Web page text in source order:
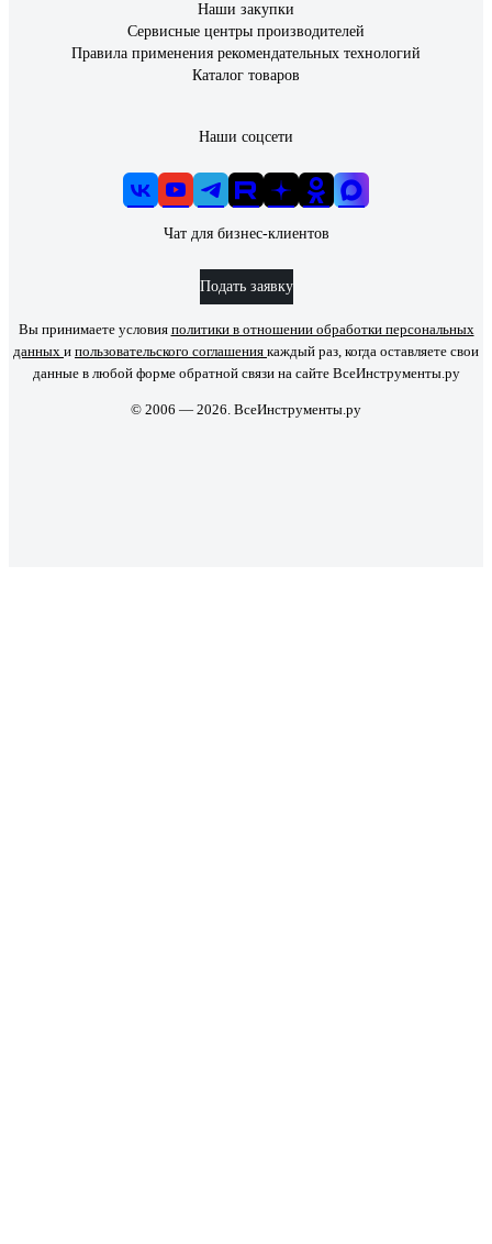
Наши закупки
Сервисные центры производителей
Правила применения рекомендательных технологий
Каталог товаров
Наши соцсети
Чат для бизнес-клиентов
Подать заявку
Вы принимаете условия политики в отношении обработки персональных
данных и пользовательского соглашения каждый раз, когда оставляете свои
данные в любой форме обратной связи на сайте ВсеИнструменты.ру
© 2006 — 2026. ВсеИнструменты.ру